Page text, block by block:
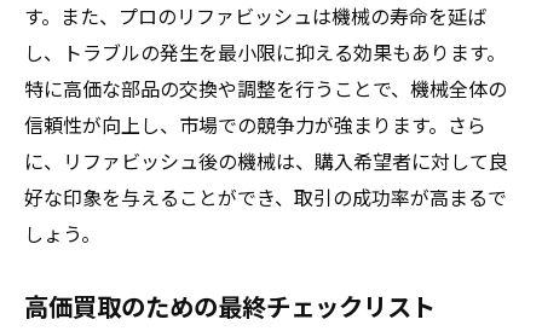
す。また、プロのリファビッシュは機械の寿命を延ば
し、トラブルの発生を最小限に抑える効果もあります。
特に高価な部品の交換や調整を行うことで、機械全体の
信頼性が向上し、市場での競争力が強まります。さら
に、リファビッシュ後の機械は、購入希望者に対して良
好な印象を与えることができ、取引の成功率が高まるで
しょう。
高価買取のための最終チェックリスト